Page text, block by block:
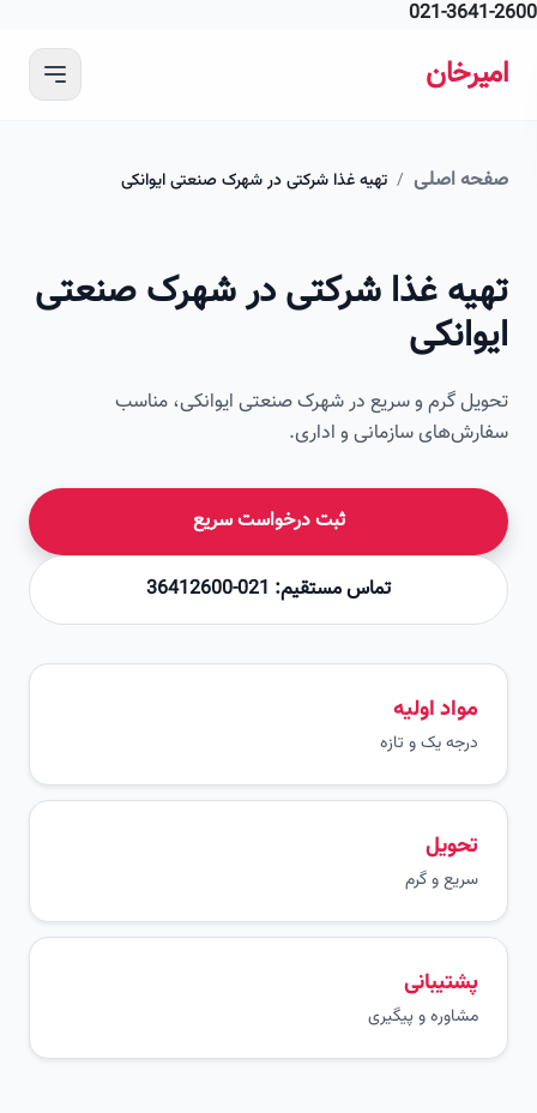
021-
اصلی / تهیه غذا شرکتی در شهرک صنعتی ایوانکی
غذا شرکتی در شهرک صنعتی
گرم و سریع در شهرک صنعتی ایوانکی، مناسب
سازمانی و اداری.
ثبت درخواست سریع
تماس مستقیم: 021-36412600
مواد اولیه
درجه یک و تازه
سریع و گرم
پشتیبانی
مشاوره و پیگیری
تصویر این صفحه به زودی اضافه می‌شود